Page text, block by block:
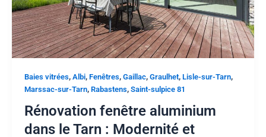
Baies vitrées, Albi, Fenêtres, Gaillac, Graulhet, Lisle-sur-Tarn,
Marssac-sur-Tarn, Rabastens, Saint-sulpice 81
Rénovation fenêtre aluminium
dans le Tarn : Modernité et